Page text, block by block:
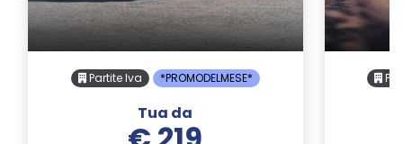
Partite Iva *PROMODELMESE*
Tua da